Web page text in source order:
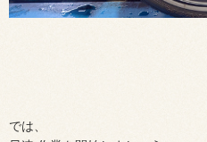
では、